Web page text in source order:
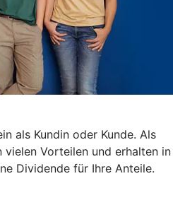
als Kundin oder Kunde. Als
Vorteilen und erhalten in
Dividende für Ihre Anteile.